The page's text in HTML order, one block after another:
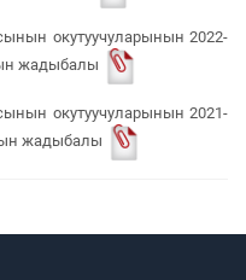
окутуучуларынын 2022-
жадыбалы
окутуучуларынын 2021-
жадыбалы